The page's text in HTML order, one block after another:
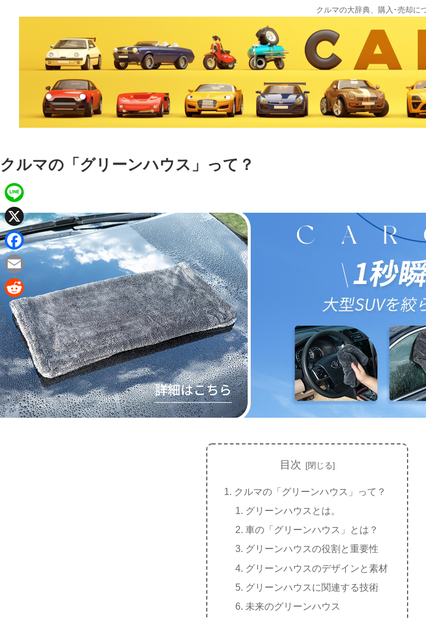
クルマの大辞典、購入･売却に
クルマの「グリーンハウス」って？
目次
クルマの「グリーンハウス」って？
グリーンハウスとは。
車の「グリーンハウス」とは？
グリーンハウスの役割と重要性
グリーンハウスのデザインと素材
グリーンハウスに関連する技術
未来のグリーンハウス
L
i
n
e
X
F
a
c
e
b
o
o
k
E
m
a
i
l
R
e
d
d
i
t